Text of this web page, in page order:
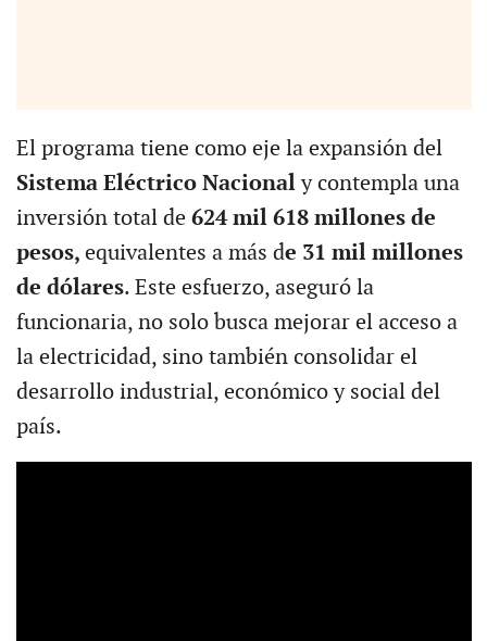
El programa tiene como eje la expansión del
Sistema Eléctrico Nacionaly contempla una
inversión total de 624 mil 618 millones de
pesos, equivalentes a más de 31 mil millones
de dólares. Este esfuerzo, aseguró la
funcionaria, no solo busca mejorar el acceso a
la electricidad, sino también consolidar el
desarrollo industrial, económico y social del
país.